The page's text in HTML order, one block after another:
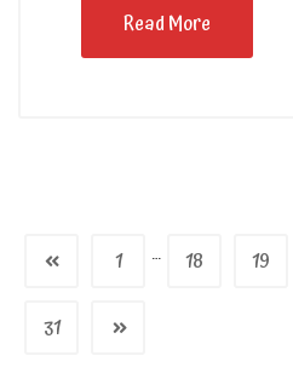
Read More
1 … 18 19
31